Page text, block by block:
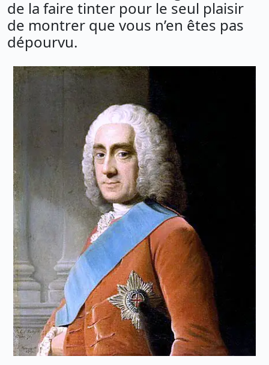
de la faire tinter pour le seul plaisir
de montrer que vous n’en êtes pas
dépourvu.